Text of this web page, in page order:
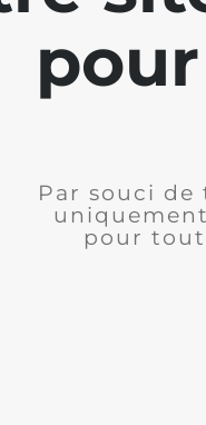
Par souci
pour